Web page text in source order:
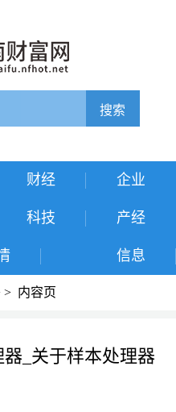
搜索
财经 企业
科技 产经
信息
> 内容页
_关于样本处理器